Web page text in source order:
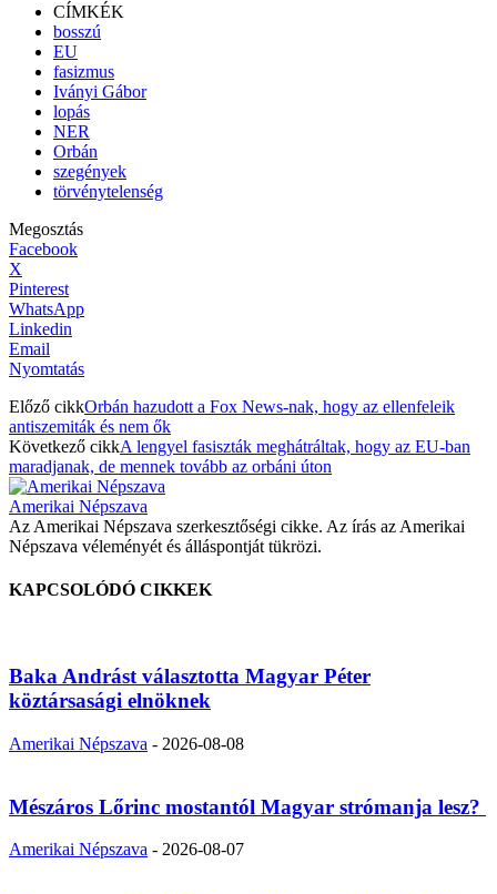
CÍMKÉK
bosszú
EU
fasizmus
Iványi Gábor
lopás
NER
Orbán
szegények
törvénytelenség
Megosztás
Facebook
X
Pinterest
WhatsApp
Linkedin
Email
Nyomtatás
Előző cikkOrbán hazudott a Fox News-nak, hogy az ellenfeleik
antiszemiták és nem ők
Következő cikkA lengyel fasiszták meghátráltak, hogy az EU-ban
maradjanak, de mennek tovább az orbáni úton
Amerikai Népszava
Az Amerikai Népszava szerkesztőségi cikke. Az írás az Amerikai
Népszava véleményét és álláspontját tükrözi.
KAPCSOLÓDÓ CIKKEK
Baka Andrást választotta Magyar Péter
köztársasági elnöknek
Amerikai Népszava - 2026-08-08
Mészáros Lőrinc mostantól Magyar strómanja lesz?
Amerikai Népszava - 2026-08-07